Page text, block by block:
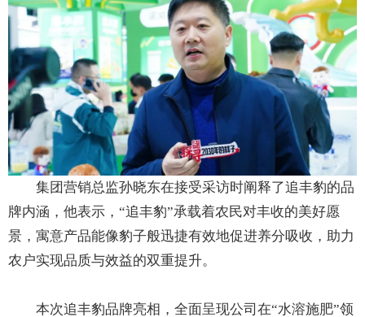
集团营销总监孙晓东在接受采访时阐释了追丰豹的品
牌内涵，他表示，“追丰豹”承载着农民对丰收的美好愿
景，寓意产品能像豹子般迅捷有效地促进养分吸收，助力
农户实现品质与效益的双重提升。
本次追丰豹品牌亮相，全面呈现公司在“水溶施肥”领